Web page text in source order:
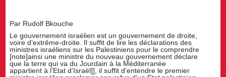
Par Rudolf Bkouche
Le gouvernement israélien est un gouvernement de droite,
voire d’extrême-droite. Il suffit de lire les déclarations des
ministres israéliens sur les Palestiniens pour le comprendre
[note]ainsi une ministre du nouveau gouvernement déclare
que la terre qui va du Jourdain à la Méditerranée
appartient à l’Etat d’Israël]], il suffit d’entendre le premier